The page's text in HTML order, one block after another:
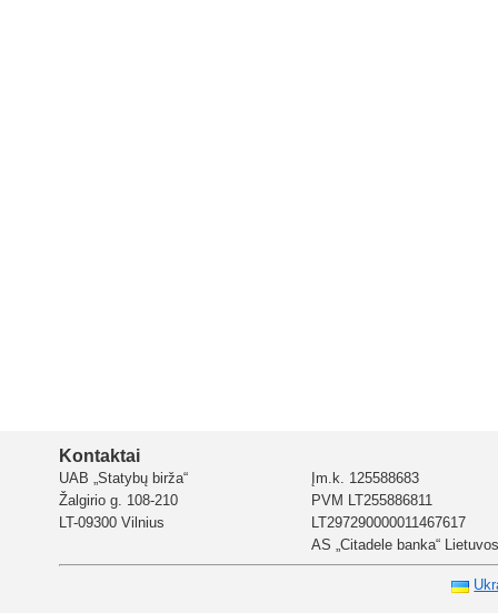
Kontaktai
UAB „Statybų birža“
Žalgirio g. 108-210
LT-09300 Vilnius
Įm.k. 125588683
PVM LT255886811
LT297290000011467617
AS „Citadele banka“